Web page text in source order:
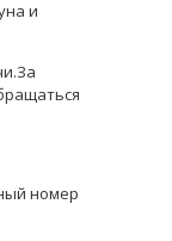
и
номер